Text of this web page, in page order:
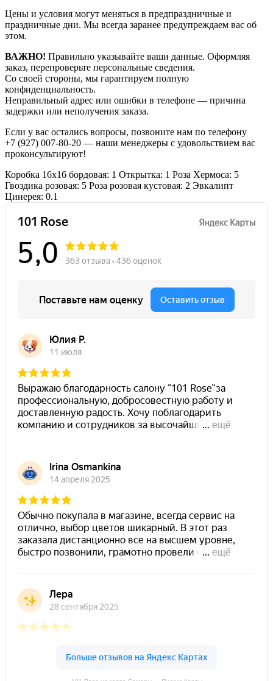
Цены и условия могут меняться в предпраздничные и
праздничные дни. Мы всегда заранее предупреждаем вас об
этом.
ВАЖНО! Правильно указывайте ваши данные. Оформляя
заказ, перепроверьте персональные сведения.
Со своей стороны, мы гарантируем полную
конфиденциальность.
Неправильный адрес или ошибки в телефоне — причина
задержки или неполучения заказа.
Если у вас остались вопросы, позвоните нам по телефону
+7 (927) 007-80-20 — наши менеджеры с удовольствием вас
проконсультируют!
Коробка 16х16 бордовая: 1 Открытка: 1 Роза Хермоса: 5
Гвоздика розовая: 5 Роза розовая кустовая: 2 Эвкалипт
Цинерея: 0.1